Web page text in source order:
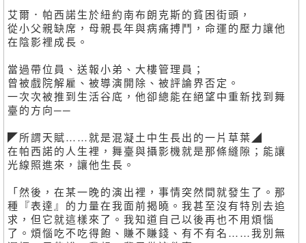
艾爾．帕西諾生於紐約南布朗克斯的貧困街頭，
從小父親缺席，母親長年與病痛搏鬥，命運的壓力讓他
在陰影裡成長。
當過帶位員、送報小弟、大樓管理員；
曾被戲院解雇、被導演開除、被評論界否定。
一次次被推到生活谷底，他卻總能在絕望中重新找到舞
臺的方向──
◤所謂天賦……就是混凝土中生長出的一片草葉◢
在帕西諾的人生裡，舞臺與攝影機就是那條縫隙；能讓
光線照進來，讓他生長。
「然後，在某一晚的演出裡，事情突然間就發生了。那
種『表達』的力量在我面前揭曉。我甚至沒有特別去追
求，但它就這樣來了。我知道自己以後再也不用煩惱
了。煩惱吃不吃得飽、賺不賺錢、有不有名……我別無